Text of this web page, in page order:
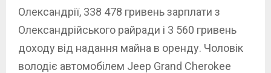
Олександрії, 338 478 гривень зарплати з
Олександрійського райради і 3 560 гривень
доходу від надання майна в оренду. Чоловік
володіє автомобілем Jeep Grand Cherokee